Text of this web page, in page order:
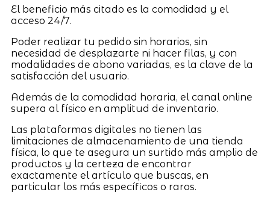
El beneficio más citado es la comodidad y el
acceso 24/7.
Poder realizar tu pedido sin horarios, sin
necesidad de desplazarte ni hacer filas, y con
modalidades de abono variadas, es la clave de la
satisfacción del usuario.
Además de la comodidad horaria, el canal online
supera al físico en amplitud de inventario.
Las plataformas digitales no tienen las
limitaciones de almacenamiento de una tienda
física, lo que te asegura un surtido más amplio de
productos y la certeza de encontrar
exactamente el artículo que buscas, en
particular los más específicos o raros.